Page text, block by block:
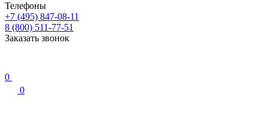
Телефоны
+7 (495) 847-08-11
8 (800) 511-77-51
Заказать звонок
0
0